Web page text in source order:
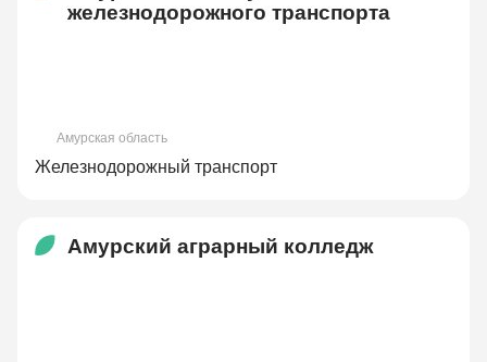
железнодорожного транспорта
Амурская область
Железнодорожный транспорт
Амурский аграрный колледж